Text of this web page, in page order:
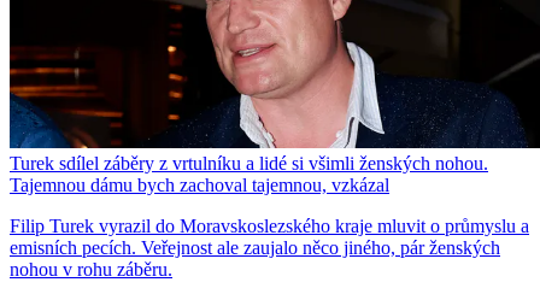
Turek sdílel záběry z vrtulníku a lidé si všimli ženských nohou.
Tajemnou dámu bych zachoval tajemnou, vzkázal
Filip Turek vyrazil do Moravskoslezského kraje mluvit o průmyslu a
emisních pecích. Veřejnost ale zaujalo něco jiného, pár ženských
nohou v rohu záběru.